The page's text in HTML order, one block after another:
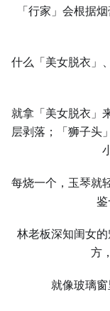
「行家」会根据
什么「美女脱衣」
就拿「美女脱衣」
层剥落；「狮子头
每烧一个，玉琴就
鉴
林老板深知闺女
方
就像玻璃窗